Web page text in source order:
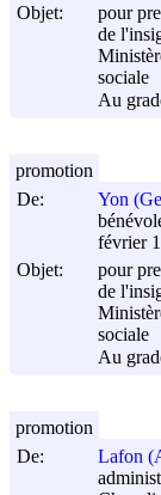
Objet:
pour
de
sociale
Au
De:
Yon
février
Objet:
pour
de
sociale
Au
promotion
De:
Lafon
promotion